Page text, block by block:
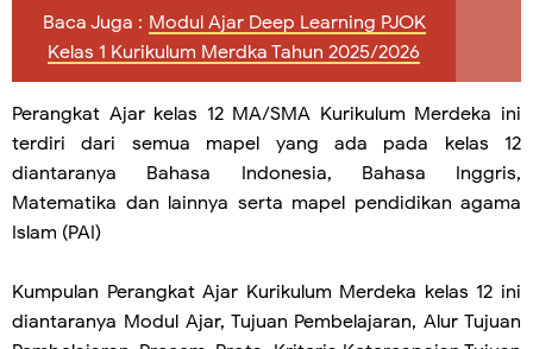
Baca Juga : Modul Ajar Deep Learning PJOK
Kelas 1 Kurikulum Merdka Tahun 2025/2026
Perangkat Ajar kelas 12 MA/SMA Kurikulum Merdeka ini
terdiri dari semua mapel yang ada pada kelas 12
diantaranya Bahasa Indonesia, Bahasa Inggris,
Matematika dan lainnya serta mapel pendidikan agama
Islam (PAI)
Kumpulan Perangkat Ajar Kurikulum Merdeka kelas 12 ini
diantaranya Modul Ajar, Tujuan Pembelajaran, Alur Tujuan